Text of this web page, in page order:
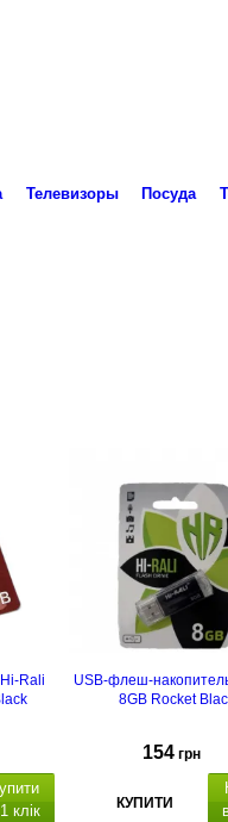
Телевизоры Посуда
Rali
клік
USB-флеш-
8GB Rocket
154 грн
КУПИТИ